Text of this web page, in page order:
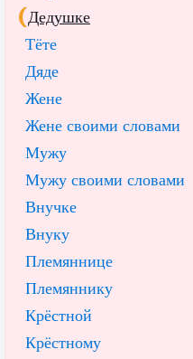
Дедушке
Тёте
Дяде
Жене
Жене своими словами
Мужу
Мужу своими словами
Внучке
Внуку
Племяннице
Племяннику
Крёстной
Крёстному